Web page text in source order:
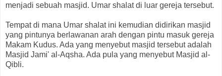
menjadi sebuah masjid. Umar shalat di luar gereja tersebut.
Tempat di mana Umar shalat ini kemudian didirikan masjid
yang pintunya berlawanan arah dengan pintu masuk gereja
Makam Kudus. Ada yang menyebut masjid tersebut adalah
Masjid Jami' al-Aqsha. Ada pula yang menyebut Masjid al-
Qibli.